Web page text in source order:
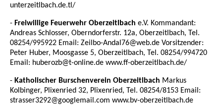
unterzeitlbach.de.tl/
- Freiwillige Feuerwehr Oberzeitlbach e.V. Kommandant:
Andreas Schlosser, Oberndorferstr. 12a, Oberzeitlbach, Tel.
08254/995922 Email: Zeilbo-Andal76@web.de Vorsitzender:
Peter Huber, Moosgasse 5, Oberzeitlbach, Tel. 08254/994720
Email: huberozb@t-online.de www.ff-oberzeitlbach.de/
- Katholischer Burschenverein Oberzeitlbach Markus
Kolbinger, Plixenried 32, Plixenried, Tel. 08254/8153 Email:
strasser3292@googlemail.com www.bv-oberzeitlbach.de